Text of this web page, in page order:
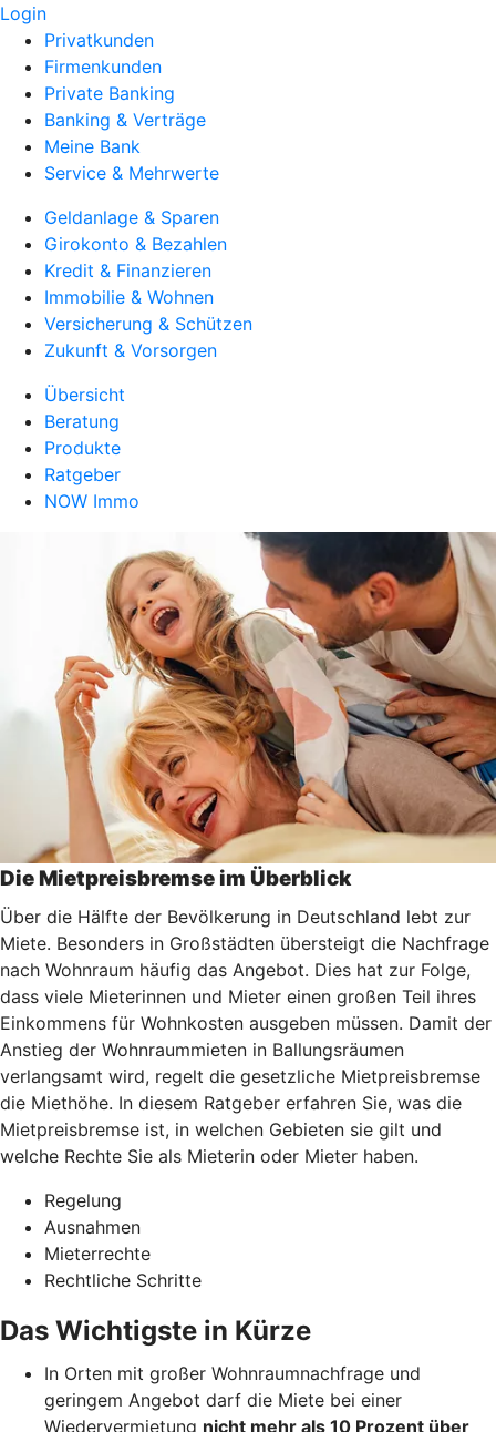
Login
Privatkunden
Firmenkunden
Private Banking
Banking & Verträge
Meine Bank
Service & Mehrwerte
Geldanlage & Sparen
Girokonto & Bezahlen
Kredit & Finanzieren
Immobilie & Wohnen
Versicherung & Schützen
Zukunft & Vorsorgen
Übersicht
Beratung
Produkte
Ratgeber
NOW Immo
Die Mietpreisbremse im Überblick
Über die Hälfte der Bevölkerung in Deutschland lebt zur
Miete. Besonders in Großstädten übersteigt die Nachfrage
nach Wohnraum häufig das Angebot. Dies hat zur Folge,
dass viele Mieterinnen und Mieter einen großen Teil ihres
Einkommens für Wohnkosten ausgeben müssen. Damit der
Anstieg der Wohnraummieten in Ballungsräumen
verlangsamt wird, regelt die gesetzliche Mietpreisbremse
die Miethöhe. In diesem Ratgeber erfahren Sie, was die
Mietpreisbremse ist, in welchen Gebieten sie gilt und
welche Rechte Sie als Mieterin oder Mieter haben.
Regelung
Ausnahmen
Mieterrechte
Rechtliche Schritte
Das Wichtigste in Kürze
In Orten mit großer Wohnraumnachfrage und
geringem Angebot darf die Miete bei einer
Wiedervermietung nicht mehr als 10 Prozent über